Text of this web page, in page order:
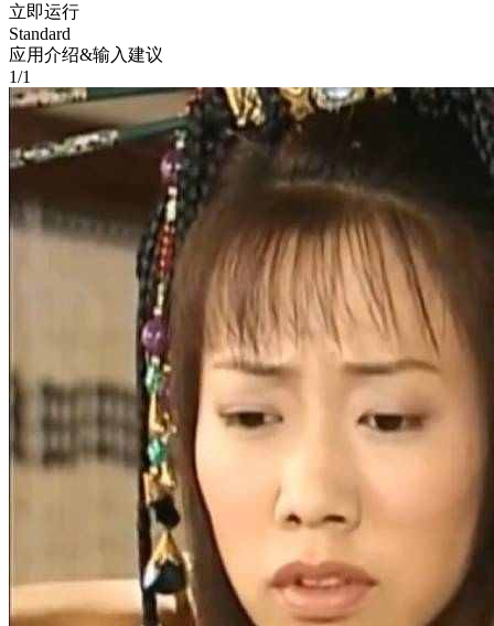
立即运行
Standard
应用介绍&输入建议
1/1